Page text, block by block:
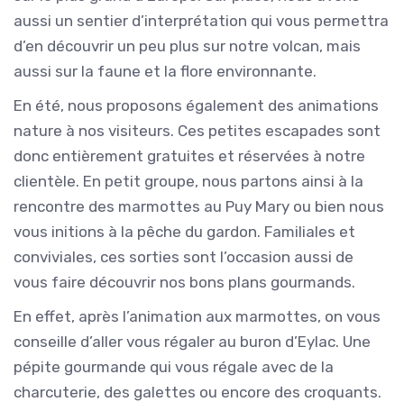
aussi un sentier d’interprétation qui vous permettra
d’en découvrir un peu plus sur notre volcan, mais
aussi sur la faune et la flore environnante.
En été, nous proposons également des animations
nature à nos visiteurs. Ces petites escapades sont
donc entièrement gratuites et réservées à notre
clientèle. En petit groupe, nous partons ainsi à la
rencontre des marmottes au Puy Mary ou bien nous
vous initions à la pêche du gardon. Familiales et
conviviales, ces sorties sont l’occasion aussi de
vous faire découvrir nos bons plans gourmands.
En effet, après l’animation aux marmottes, on vous
conseille d’aller vous régaler au buron d’Eylac. Une
pépite gourmande qui vous régale avec de la
charcuterie, des galettes ou encore des croquants.